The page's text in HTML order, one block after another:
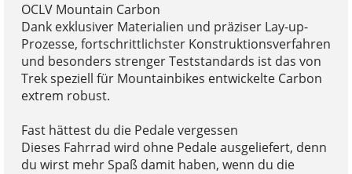
OCLV Mountain Carbon
Dank exklusiver Materialien und präziser Lay-up-
Prozesse, fortschrittlichster Konstruktionsverfahren
und besonders strenger Teststandards ist das von
Trek speziell für Mountainbikes entwickelte Carbon
extrem robust.
Fast hättest du die Pedale vergessen
Dieses Fahrrad wird ohne Pedale ausgeliefert, denn
du wirst mehr Spaß damit haben, wenn du die